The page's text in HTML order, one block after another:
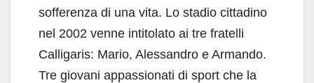
sofferenza di una vita. Lo stadio cittadino
nel 2002 venne intitolato ai tre fratelli
Calligaris: Mario, Alessandro e Armando.
Tre giovani appassionati di sport che la